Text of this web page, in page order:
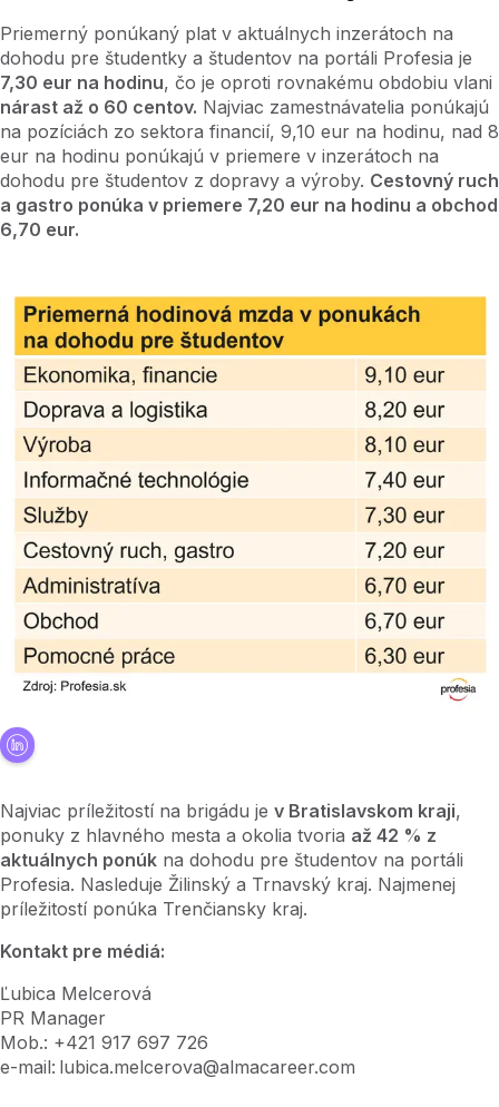
Priemerný ponúkaný plat v aktuálnych inzerátoch na
dohodu pre študentky a študentov na portáli Profesia je
7,30 eur na hodinu, čo je oproti rovnakému obdobiu vlani
nárast až o 60 centov. Najviac zamestnávatelia ponúkajú
na pozíciách zo sektora financií, 9,10 eur na hodinu, nad 8
eur na hodinu ponúkajú v priemere v inzerátoch na
dohodu pre študentov z dopravy a výroby. Cestovný ruch
a gastro ponúka v priemere 7,20 eur na hodinu a obchod
6,70 eur.
Najviac príležitostí na brigádu je v Bratislavskom kraji,
ponuky z hlavného mesta a okolia tvoria až 42 % z
aktuálnych ponúk na dohodu pre študentov na portáli
Profesia. Nasleduje Žilinský a Trnavský kraj. Najmenej
príležitostí ponúka Trenčiansky kraj.
Kontakt pre médiá:
Ľubica Melcerová
PR Manager
Mob.: +421 917 697 726
e-mail: lubica.melcerova@almacareer.com